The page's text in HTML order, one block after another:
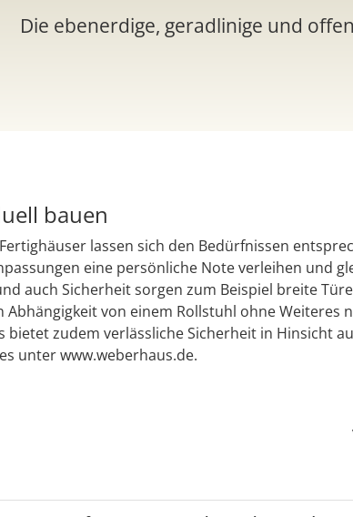
Die ebenerdige, geradlinige und
bauen
lassen sich den Bedürfnissen
eine persönliche Note verleihen und
auch Sicherheit sorgen zum Beispiel breite
Abhängigkeit von einem Rollstuhl ohne Weiteres
bietet zudem verlässliche Sicherheit in Hinsicht
unter www.weberhaus.de.